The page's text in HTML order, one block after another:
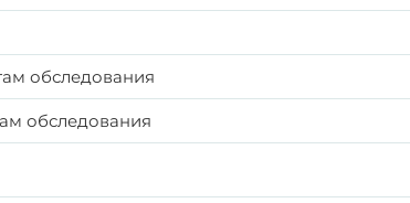
обследования
обследования